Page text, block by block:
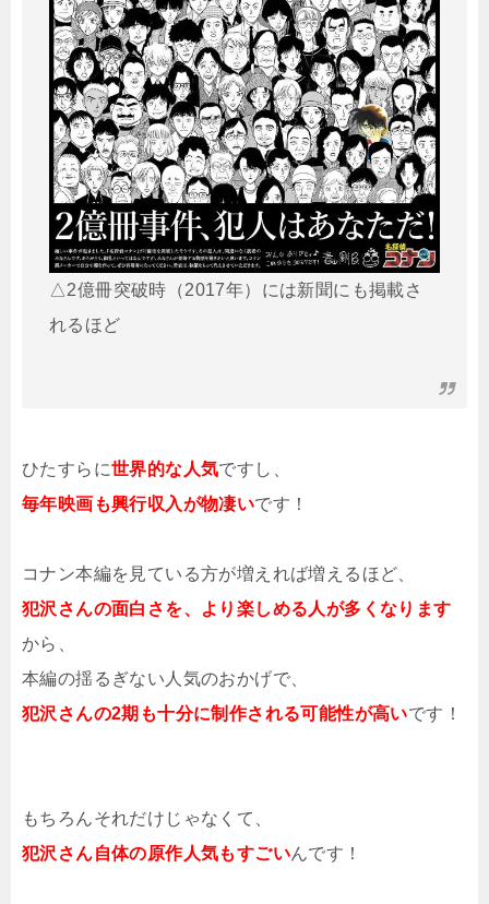
△2億冊突破時（2017年）には新聞にも掲載さ
れるほど
ひたすらに世界的な人気ですし、
毎年映画も興行収入が物凄いです！
コナン本編を見ている方が増えれば増えるほど、
犯沢さんの面白さを、より楽しめる人が多くなります
から、
本編の揺るぎない人気のおかげで、
犯沢さんの2期も十分に制作される可能性が高いです！
もちろんそれだけじゃなくて、
犯沢さん自体の原作人気もすごいんです！